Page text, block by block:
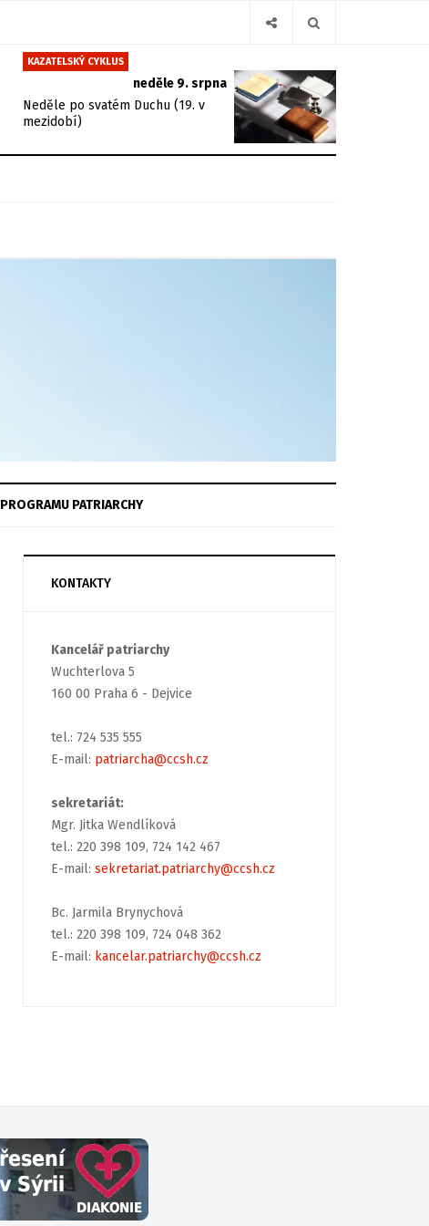
KAZATELSKÝ CYKLUS
neděle 9. srpna
Neděle po svatém Duchu (19. v
mezidobí)
PROGRAMU PATRIARCHY
KONTAKTY
Kancelář patriarchy
Wuchterlova 5
160 00 Praha 6 - Dejvice
tel.: 724 535 555
E-mail: patriarcha@ccsh.cz
sekretariát:
Mgr. Jitka Wendlíková
tel.: 220 398 109, 724 142 467
E-mail: sekretariat.patriarchy@ccsh.cz
Bc. Jarmila Brynychová
tel.: 220 398 109, 724 048 362
E-mail: kancelar.patriarchy@ccsh.cz